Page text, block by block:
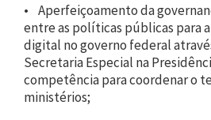
• Aperfeiçoamento da
entre as políticas públicas para
digital no governo federal
Secretaria Especial na
competência para coordenar o
ministérios;